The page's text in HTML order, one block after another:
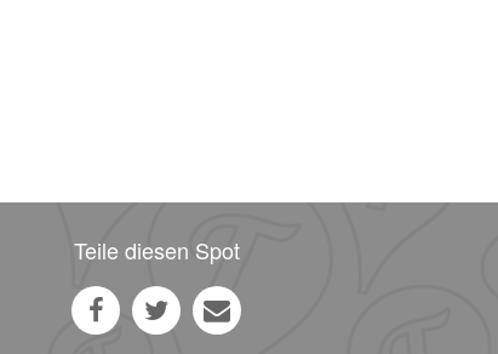
Teile diesen Spot